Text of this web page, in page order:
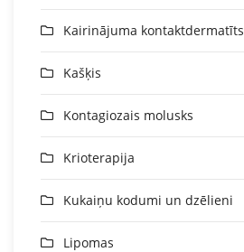
Kairinājuma kontaktdermatīts
Kašķis
Kontagiozais molusks
Krioterapija
Kukaiņu kodumi un dzēlieni
Lipomas